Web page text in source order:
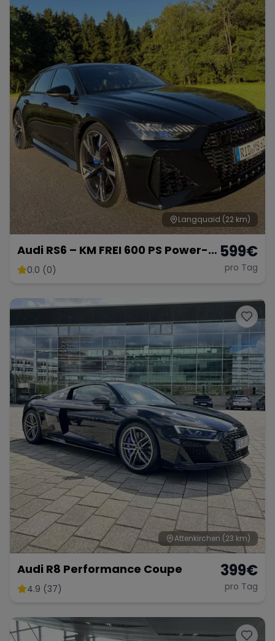
Langquaid (22 km)
Audi RS6 – KM FREI 600 PS Power-
Kombi
0.0 (0)
599€
pro Tag
Attenkirchen (23 km)
Audi R8 Performance Coupe
4.9 (37)
399€
pro Tag